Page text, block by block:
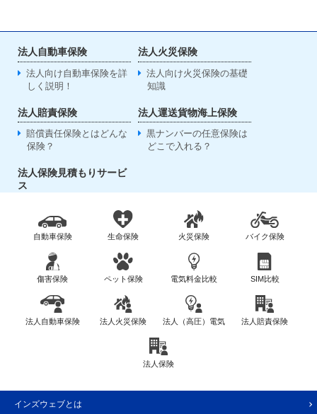
法人自動車保険
法人向け自動車保険を詳
しく説明！
法人火災保険
法人向け火災保険の基礎
知識
法人賠責保険
賠償責任保険とはどんな
保険？
法人運送貨物海上保険
黒ナンバーの任意保険は
どこで入れる？
法人保険見積もりサービ
ス
自動車保険 生命保険 火災保険 バイク保険
傷害保険 ペット保険 電気料金比較 SIM比較
法人自動車保険 法人火災保険 法人（高圧）電気 法人賠責保険
法人保険
インズウェブとは